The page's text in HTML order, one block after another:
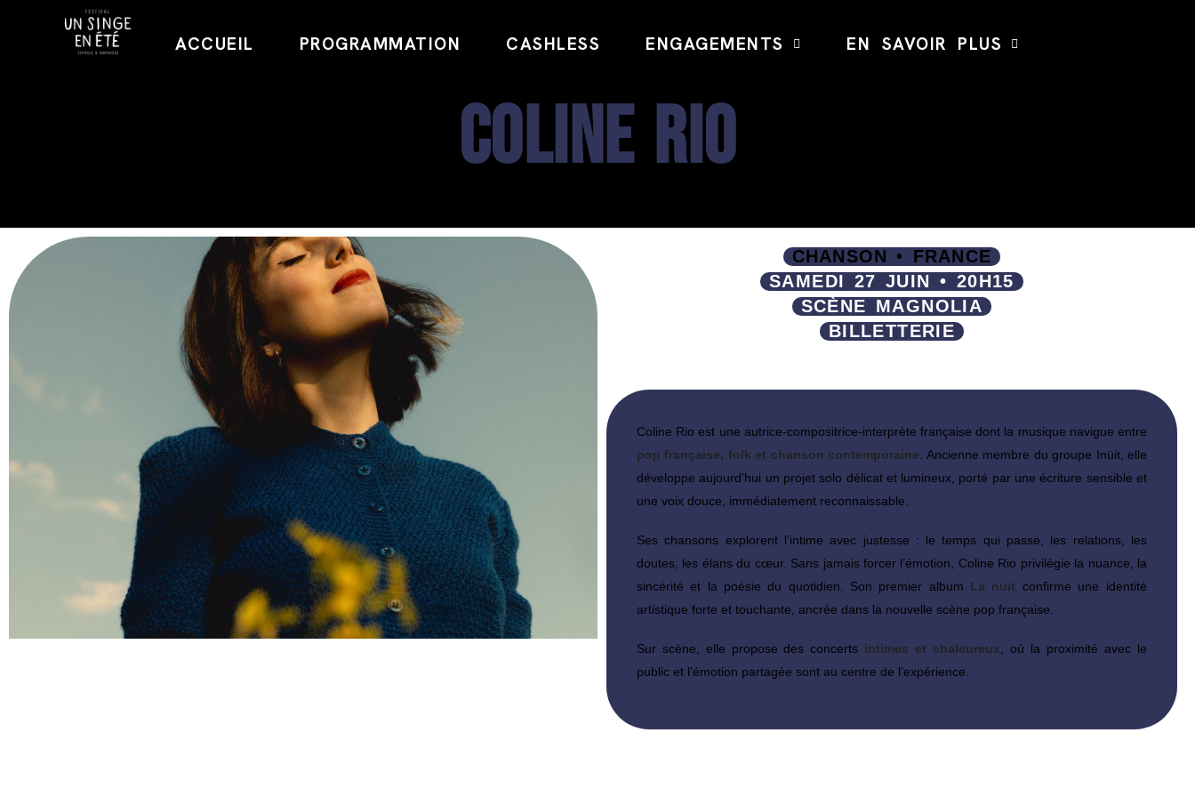
ACCUEIL PROGRAMMATION CASHLESS ENGAGEMENTS EN SAVOIR PLUS
COLINE RIO
CHANSON • FRANCE
SAMEDI 27 JUIN • 20H15
SCÈNE MAGNOLIA
BILLETTERIE
Coline Rio est une autrice-compositrice-interprète française dont la musique navigue entre
pop française, folk et chanson contemporaine . Ancienne membre du groupe Inüit, elle
développe aujourd’hui un projet solo délicat et lumineux, porté par une écriture sensible et
une voix douce, immédiatement reconnaissable.
Ses chansons explorent l’intime avec justesse : le temps qui passe, les relations, les
doutes, les élans du cœur. Sans jamais forcer l’émotion, Coline Rio privilégie la nuance, la
sincérité et la poésie du quotidien. Son premier album La nuit confirme une identité
artistique forte et touchante, ancrée dans la nouvelle scène pop française.
Sur scène, elle propose des concerts intimes et chaleureux , où la proximité avec le
public et l’émotion partagée sont au centre de l’expérience.